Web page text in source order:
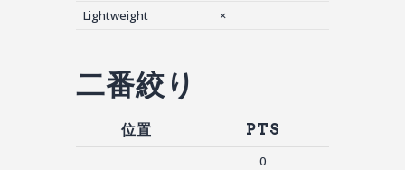
Lightweight
×
二番絞り
位置 PTS
0